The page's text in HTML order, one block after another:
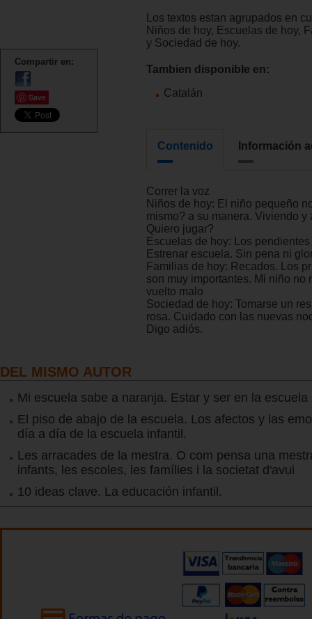
Compartir en:
Save
Los textos estan agrupados en
Niños de hoy, Escuelas de hoy,
y Sociedad de hoy.
Tambien disponible en:
Catalán
Contenido Información
Correr la voz
Niños de hoy: El niño pequeño
mismo? a su manera. Viviendo y
Quiero jugar?
Escuelas de hoy: Los
Estrenar escuela. Sin pena ni
Familias de hoy: Recados. Los
son muy importantes. Mi niño no
vuelto malo
Sociedad de hoy: Tomarse un
rosa. Cuidado con las nuevas
Digo adiós.
DEL MISMO AUTOR
Mi escuela sabe a naranja. Estar y ser en la escuela
El piso de abajo de la escuela. Los afectos y las
día a día de la escuela infantil.
Les arracades de la mestra. O com pensa una
infants, les escoles, les famílies i la societat d'avui
10 ideas clave. La educación infantil.